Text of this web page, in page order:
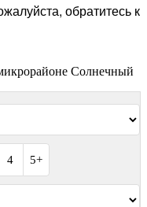
обратитесь к
Солнечный
4 5+